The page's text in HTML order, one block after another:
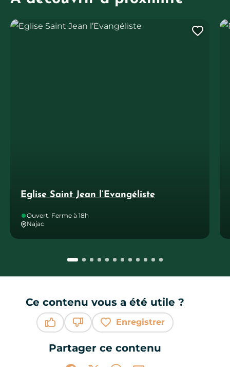
Eglise Saint Jean l’Evangéliste
Ouvert. Ferme à 18h
Najac
Eglise Saint Jean l’Evangéliste
Ce contenu vous a été utile ?
Enregistrer
Partager ce contenu